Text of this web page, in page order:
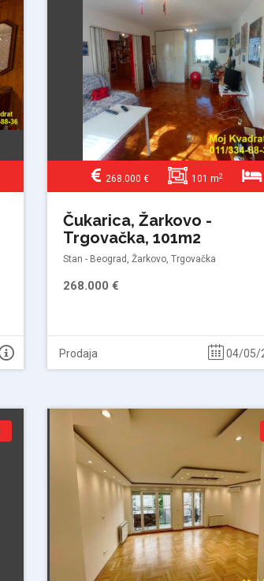
268.000 € 101 m2
Čukarica, Žarkovo -
Trgovačka, 101m2
Stan - Beograd, Žarkovo, Trgovačka
268.000 €
Prodaja 04/05/